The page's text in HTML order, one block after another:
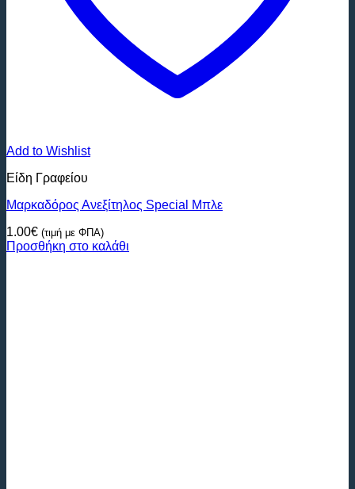
Add to Wishlist
Είδη Γραφείου
Μαρκαδόρος Ανεξίτηλος Special Mπλε
1.00€ (τιμή με ΦΠΑ)
Προσθήκη στο καλάθι